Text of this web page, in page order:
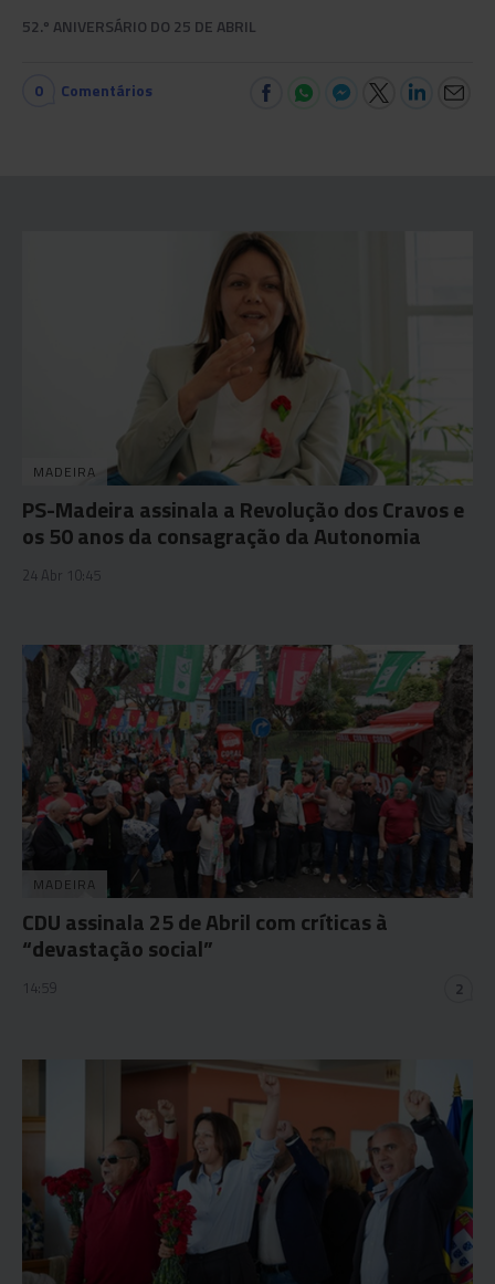
52.º ANIVERSÁRIO DO 25 DE ABRIL
0 Comentários
MADEIRA
PS-Madeira assinala a Revolução dos Cravos e
os 50 anos da consagração da Autonomia
24 Abr 10:45
MADEIRA
CDU assinala 25 de Abril com críticas à
“devastação social”
14:59 2